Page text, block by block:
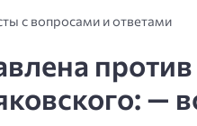
с вопросами и ответами
—